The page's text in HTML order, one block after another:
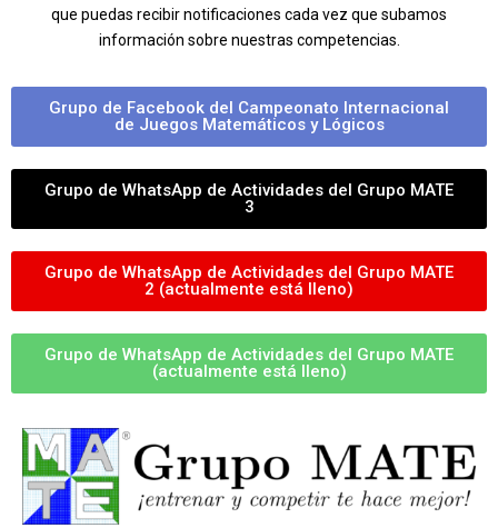
que puedas recibir notificaciones cada vez que subamos
información sobre nuestras competencias.
Grupo de Facebook del Campeonato Internacional
de Juegos Matemáticos y Lógicos
Grupo de WhatsApp de Actividades del Grupo MATE
3
Grupo de WhatsApp de Actividades del Grupo MATE
2 (actualmente está lleno)
Grupo de WhatsApp de Actividades del Grupo MATE
(actualmente está lleno)